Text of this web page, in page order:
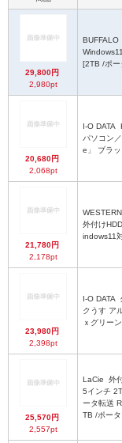
29,800円
2,980pt
BUFFALO
[2TB /ポー
20,680円
2,068pt
I-O DATA
パソコン
e」 ブラ
21,780円
2,178pt
外付け
indows11
23,980円
2,398pt
I-O DATA
クうす ア
ｘグリー
25,570円
2,557pt
LaCie
5インチ
ータ転送
TB /ポー